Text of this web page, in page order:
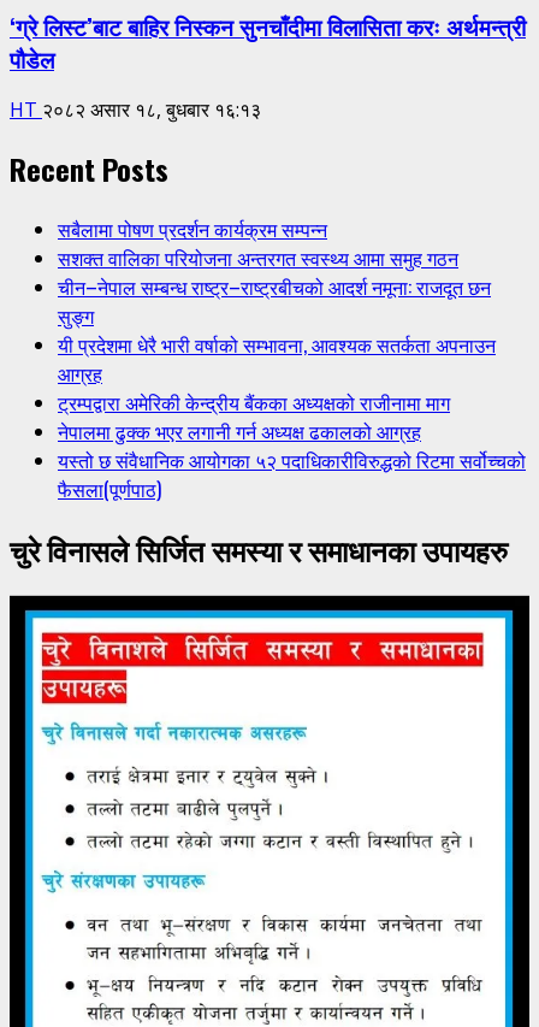
‘ग्रे लिस्ट’बाट बाहिर निस्कन सुनचाँदीमा विलासिता करः अर्थमन्त्री
पौडेल
HT २०८२ असार १८, बुधबार १६:१३
Recent Posts
सबैलामा पोषण प्रदर्शन कार्यक्रम सम्पन्न
सशक्त वालिका परियोजना अन्तरगत स्वस्थ्य आमा समुह गठन
चीन–नेपाल सम्बन्ध राष्ट्र–राष्ट्रबीचको आदर्श नमूना: राजदूत छन
सुङ्ग
यी प्रदेशमा धेरै भारी वर्षाको सम्भावना, आवश्यक सतर्कता अपनाउन
आग्रह
ट्रम्पद्वारा अमेरिकी केन्द्रीय बैंकका अध्यक्षको राजीनामा माग
नेपालमा ढुक्क भएर लगानी गर्न अध्यक्ष ढकालको आग्रह
यस्तो छ संवैधानिक आयोगका ५२ पदाधिकारीविरुद्धको रिटमा सर्वोच्चको
फैसला(पूर्णपाठ)
चुरे विनासले सिर्जित समस्या र समाधानका उपायहरु